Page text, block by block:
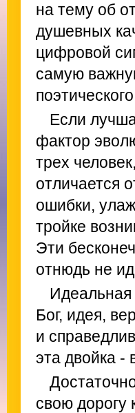
на тему об
душевных
цифровой
самую
Если
фактор
трех
отличается
ошибки,
тройке
Эти
отнюдь не
Бог, идея,
и
эта двойка -
свою дорогу